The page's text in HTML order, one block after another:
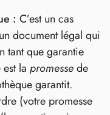
: C’est un cas
document légal qui
tant que garantie
la promessede
garantit.
(votre promesse